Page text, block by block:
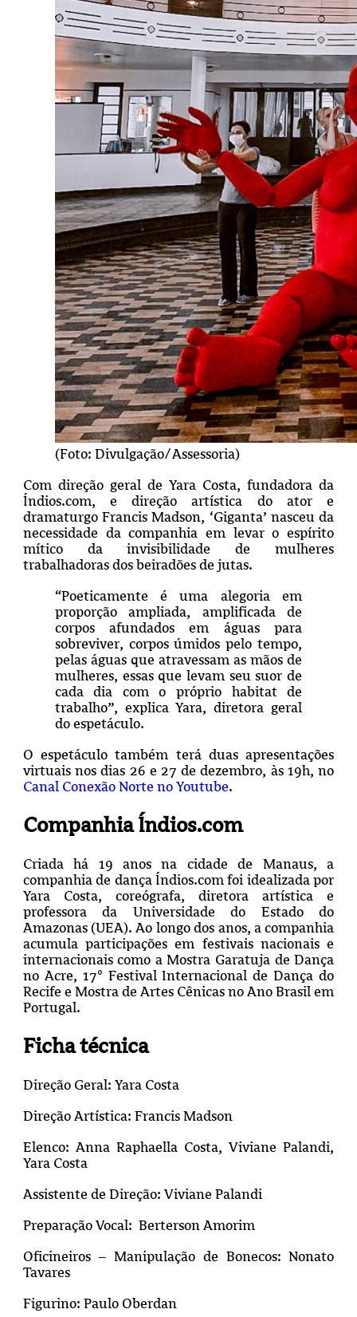
(Foto: Divulgação/Assessoria)
Com direção geral de Yara Costa, fundadora da
Índios.com, e direção artística do ator e
dramaturgo Francis Madson, ‘Giganta’ nasceu da
necessidade da companhia em levar o espírito
mítico da invisibilidade de mulheres
trabalhadoras dos beiradões de jutas.
“Poeticamente é uma alegoria em
proporção ampliada, amplificada de
corpos afundados em águas para
sobreviver, corpos úmidos pelo tempo,
pelas águas que atravessam as mãos de
mulheres, essas que levam seu suor de
cada dia com o próprio habitat de
trabalho”, explica Yara, diretora geral
do espetáculo.
O espetáculo também terá duas apresentações
virtuais nos dias 26 e 27 de dezembro, às 19h, no
Canal Conexão Norte no Youtube.
Companhia Índios.com
Criada há 19 anos na cidade de Manaus, a
companhia de dança Índios.com foi idealizada por
Yara Costa, coreógrafa, diretora artística e
professora da Universidade do Estado do
Amazonas (UEA). Ao longo dos anos, a companhia
acumula participações em festivais nacionais e
internacionais como a Mostra Garatuja de Dança
no Acre, 17º Festival Internacional de Dança do
Recife e Mostra de Artes Cênicas no Ano Brasil em
Portugal.
Ficha técnica
Direção Geral: Yara Costa
Direção Artística: Francis Madson
Elenco: Anna Raphaella Costa, Viviane Palandi,
Yara Costa
Assistente de Direção: Viviane Palandi
Preparação Vocal: Berterson Amorim
Oficineiros – Manipulação de Bonecos: Nonato
Tavares
Figurino: Paulo Oberdan